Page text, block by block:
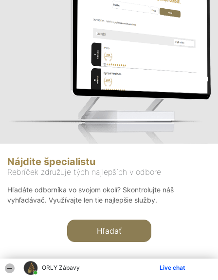
ORLY Zábavy Live chat
Nájdite špecialistu
Rebríček združuje tých najlepších v odbore
Hľadáte odborníka vo svojom okolí? Skontrolujte náš
vyhľadávač. Využívajte len tie najlepšie služby.
Hľadať